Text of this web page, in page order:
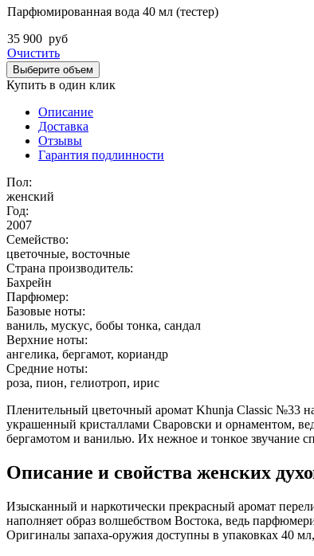
Парфюмированная вода 40 мл (тестер)
35 900 руб
Очистить
Выберите объем
Купить в один клик
Описание
Доставка
Отзывы
Гарантия подлинности
Пол:
женский
Год:
2007
Семейство:
цветочные, восточные
Страна производитель:
Бахрейн
Парфюмер:
Базовые ноты:
ваниль, мускус, бобы тонка, сандал
Верхние ноты:
ангелика, бергамот, кориандр
Средние ноты:
роза, пион, гелиотроп, ирис
Пленительный цветочный аромат Khunja Classic №33
украшенный кристаллами Сваровски и орнаментом,
бергамотом и ванилью. Их нежное и тонкое звучание
Описание и свойства женских
Изысканный и наркотически прекрасный аромат
наполняет образ волшебством Востока, ведь
Оригиналы запаха-оружия доступны в упаковках 40